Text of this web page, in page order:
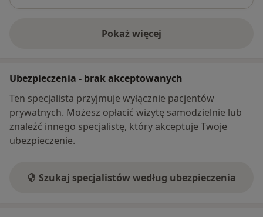
Pokaż więcej
o adresie
Ubezpieczenia - brak akceptowanych
Ten specjalista przyjmuje wyłącznie pacjentów
prywatnych. Możesz opłacić wizytę samodzielnie lub
znaleźć innego specjalistę, który akceptuje Twoje
ubezpieczenie.
Szukaj specjalistów według ubezpieczenia